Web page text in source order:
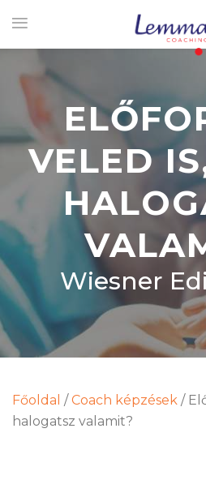
VELED
Wiesner
Főoldal / Coach képzések /
halogatsz valamit?